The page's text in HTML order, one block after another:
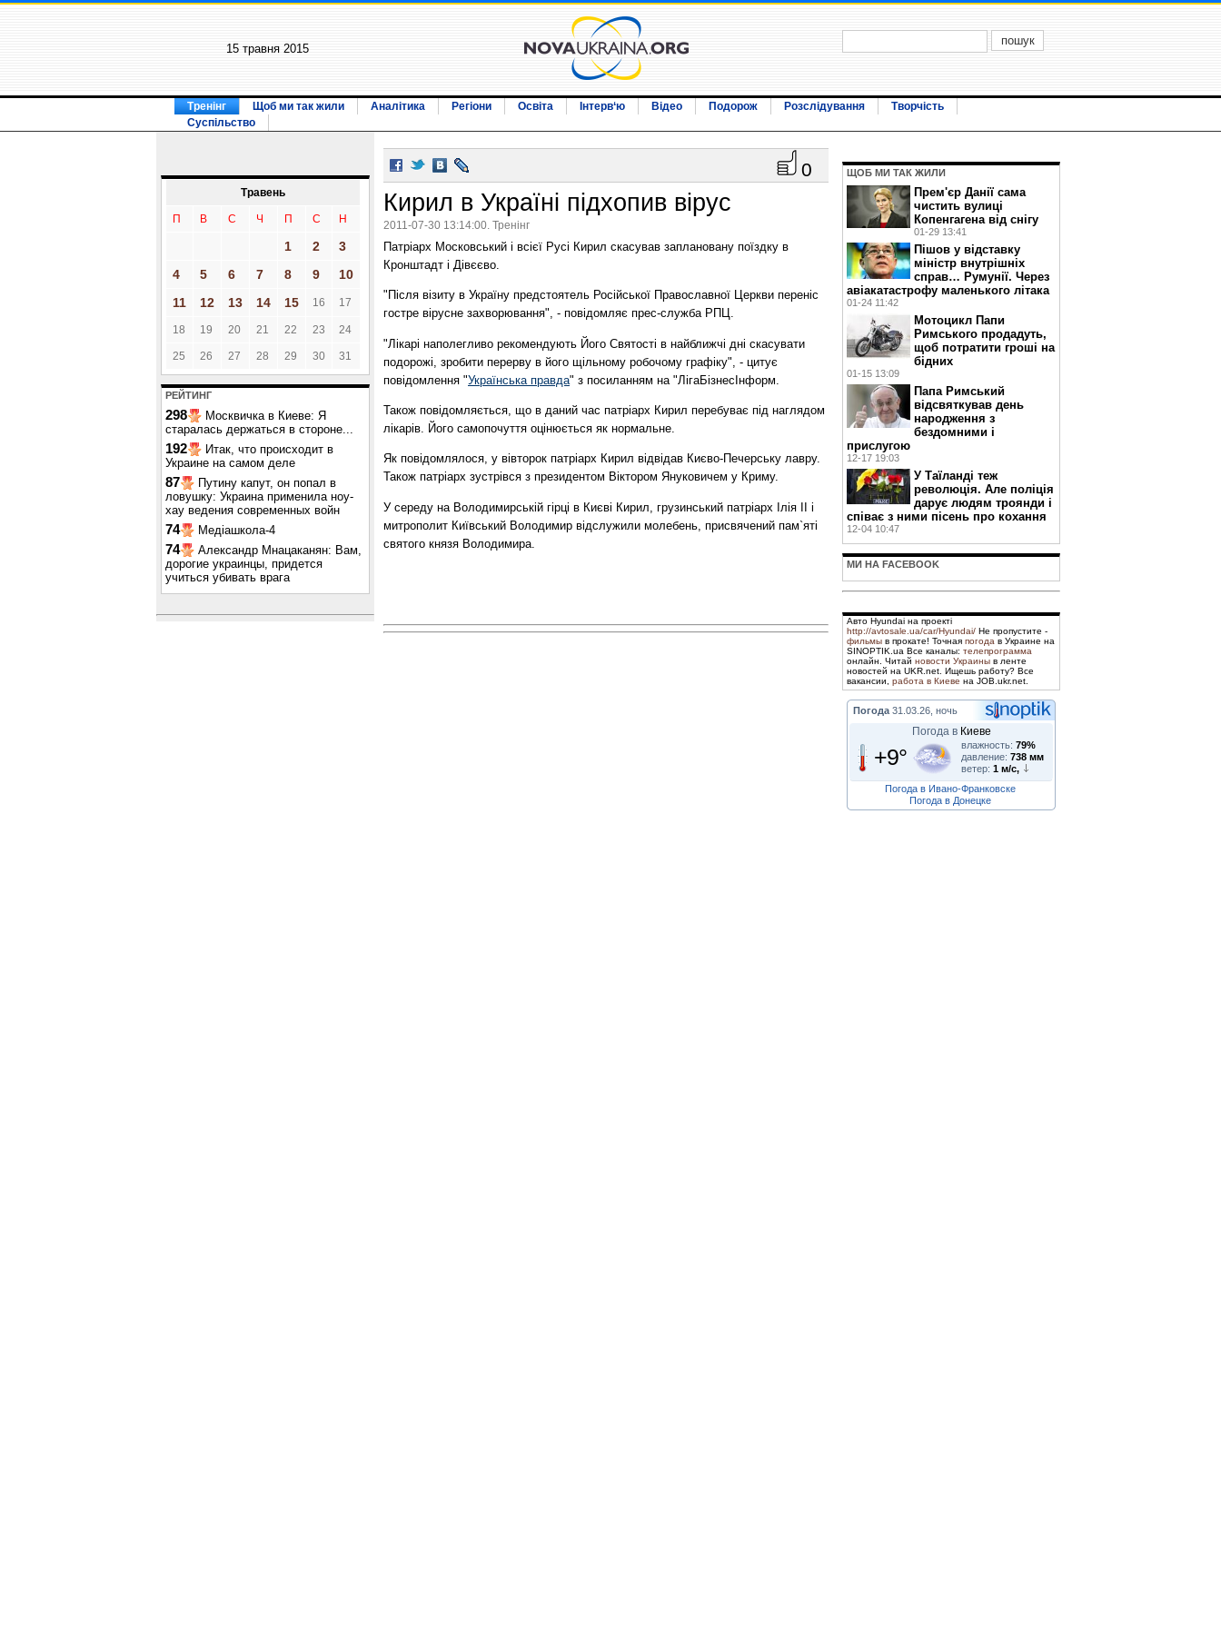
15 травня 2015
Тренінг Щоб ми так жили Аналітика Регіони Освіта Інтерв‘ю Відео Подорож Розслідування
Творчість
Суспільство
Травень
П В С Ч П С Н
1 2
3
4
5 6 7 8 9
10
11
12 13 14 15 16 17
18 19 20 21 22 23 24
25 26 27 28 29 30 31
РЕЙТИНГ
298
Москвичка в Киеве: Я
старалась держаться в стороне...
192
Итак, что происходит в
Украине на самом деле
87
Путину капут, он попал в
ловушку: Украина применила ноу-
хау ведения современных войн
74 Медіашкола-4
74
Александр Мнацаканян: Вам,
дорогие украинцы, придется
учиться убивать врага
0
Кирил в Україні підхопив вірус
2011-07-30 13:14:00. Тренінг
Патріарх Московський і всієї Русі Кирил скасував заплановану поїздку в
Кронштадт і Дівєєво.
"Після візиту в Україну предстоятель Російської Православної Церкви переніс
гостре вірусне захворювання", - повідомляє прес-служба РПЦ.
"Лікарі наполегливо рекомендують Його Святості в найближчі дні скасувати
подорожі, зробити перерву в його щільному робочому графіку", - цитує
повідомлення "Українська правда" з посиланням на "ЛігаБізнесІнформ.
Також повідомляється, що в даний час патріарх Кирил перебуває під наглядом
лікарів. Його самопочуття оцінюється як нормальне.
Як повідомлялося, у вівторок патріарх Кирил відвідав Києво-Печерську лавру.
Також патріарх зустрівся з президентом Віктором Януковичем у Криму.
У середу на Володимирській гірці в Києві Кирил, грузинський патріарх Ілія II і
митрополит Київський Володимир відслужили молебень, присвячений пам`яті
святого князя Володимира.
ЩОБ МИ ТАК ЖИЛИ
Прем'єр Данії сама
чистить вулиці
Копенгагена від снігу
01-29 13:41
Пішов у відставку
міністр внутрішніх
справ… Румунії. Через
авіакатастрофу маленького літака
01-24 11:42
Мотоцикл Папи
Римського продадуть,
щоб потратити гроші на
бідних
01-15 13:09
Папа Римський
відсвяткував день
народження з
бездомними і
прислугою
12-17 19:03
У Таїланді теж
революція. Але поліція
дарує людям троянди і
співає з ними пісень про кохання
12-04 10:47
МИ НА FACEBOOK
Авто Hyundai на проекті
http://avtosale.ua/car/Hyundai/ Не пропустите -
фильмы в прокате! Точная погода в Украине на
SINOPTIK.ua Все каналы: телепрограмма
онлайн. Читай новости Украины в ленте
новостей на UKR.net. Ищешь работу? Все
вакансии, работа в Киеве на JOB.ukr.net.
Погода 31.03.26, ночь
Погода в Киеве
+9° влажность: 79%
давление: 738 мм
ветер: 1 м/с,
Погода в Ивано-Франковске
Погода в Донецке